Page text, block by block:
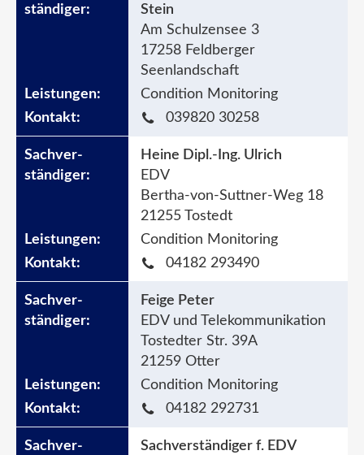
Stein
Am Schulzensee 3
17258 Feldberger
Seenlandschaft
Condition Monitoring
039820 30258
Heine Dipl.-Ing. Ulrich
EDV
Bertha-von-Suttner-Weg 18
21255 Tostedt
Condition Monitoring
04182 293490
Feige Peter
EDV und Telekommunikation
Tostedter Str. 39A
21259 Otter
Condition Monitoring
04182 292731
Sachverständiger f. EDV